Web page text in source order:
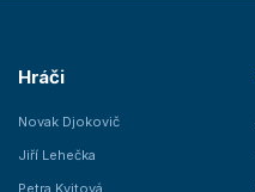
Hráči
Novak Djokovič
Jiří Lehečka
Petra Kvitová